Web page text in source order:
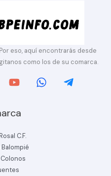
eso, aquí encontrarás desde
como los de su comarca.
C.F.
Balompié
Colonos